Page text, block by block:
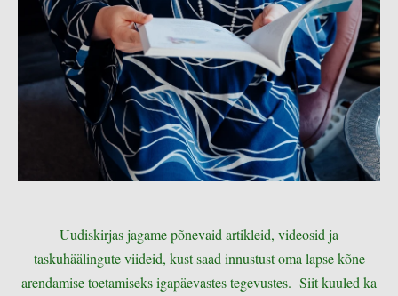
Uudiskirjas jagame põnevaid artikleid, videosid ja
taskuhäälingute viideid, kust saad innustust oma lapse kõne
arendamise toetamiseks igapäevastes tegevustes. Siit kuuled ka